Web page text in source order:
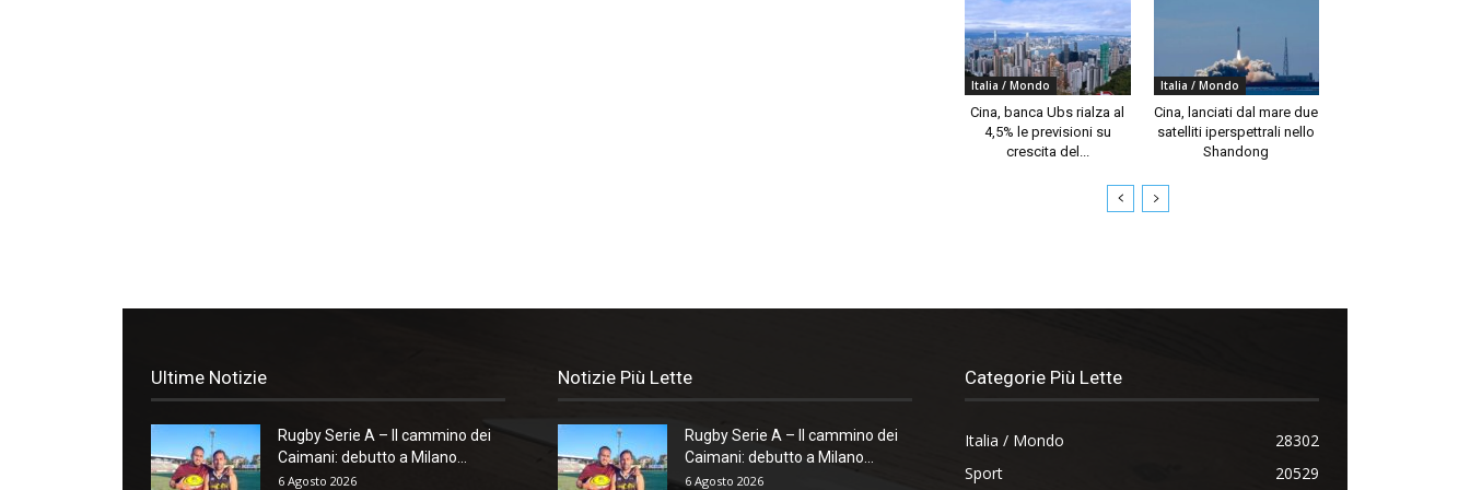
Italia / Mondo
Cina, banca Ubs rialza al
4,5% le previsioni su
crescita del...
Italia / Mondo
Cina, lanciati dal mare due
satelliti iperspettrali nello
Shandong
Ultime Notizie
Rugby Serie A – Il cammino dei
Caimani: debutto a Milano...
6 Agosto 2026
Notizie Più Lette
Rugby Serie A – Il cammino dei
Caimani: debutto a Milano...
6 Agosto 2026
Categorie Più Lette
Italia / Mondo
28302
Sport
20529